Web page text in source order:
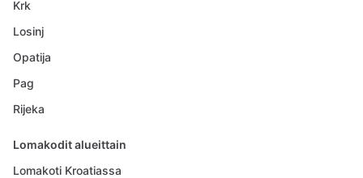
Krk
Losinj
Opatija
Pag
Rijeka
Lomakodit alueittain
Lomakoti Kroatiassa